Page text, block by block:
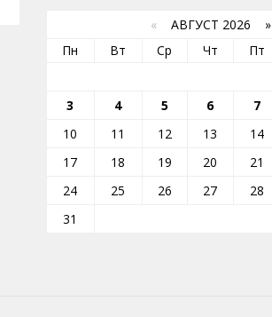
« АВГУСТ 2026 »
Пн
Вт Ср Чт Пт
3
4 5 6 7
10
11 12 13 14
17
18 19 20 21
24
25 26 27 28
31